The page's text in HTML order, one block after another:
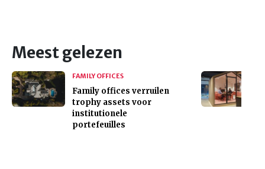
Meest gelezen
FAMILY OFFICES
Family offices verruilen
trophy assets voor
institutionele
portefeuilles